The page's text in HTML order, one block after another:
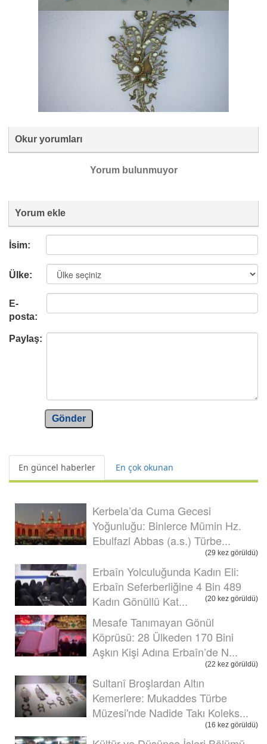
Okur yorumları
Yorum bulunmuyor
Yorum ekle
İsim:
Ülke:
E-
posta:
Paylaş:
Gönder
En güncel haberler En çok okunan
Kerbela’da Cuma Gecesi
Yoğunluğu: Binlerce Mümin Hz.
Ebulfazl Abbas (a.s.) Türbe...
(29 kez görüldü)
Erbaîn Yolculuğunda Kadın Eli:
Erbaîn Seferberliğine 4 Bin 489
Kadın Gönüllü Kat...
(20 kez görüldü)
Mesafe Tanımayan Gönül
Köprüsü: 28 Ülkeden 170 Bini
Aşkın Kişi Adına Erbaîn’de N...
(22 kez görüldü)
Sultanî Broşlardan Altın
Kemerlere: Mukaddes Türbe
Müzesi'nde Nadide Takı Koleks...
(16 kez görüldü)